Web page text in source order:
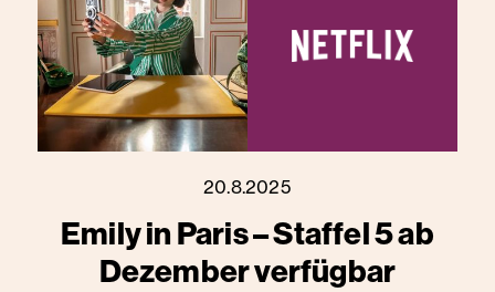
20.8.2025
Emily in Paris – Staffel 5 ab
Dezember verfügbar